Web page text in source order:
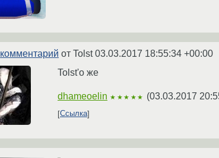
комментарий от Tolst03.03.2017 18:55:34 +00:00
Tolst'о же
dhameoelin ★★★★★ (03.03.2017
Ссылка